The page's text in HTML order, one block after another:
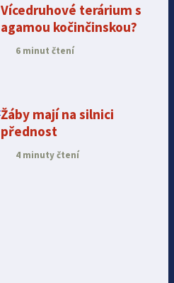
Vícedruhové terárium s
agamou kočinčinskou?
6 minut čtení
Žáby mají na silnici
přednost
4 minuty čtení